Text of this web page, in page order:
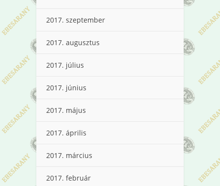
2017. szeptember
2017. augusztus
2017. július
2017. június
2017. május
2017. április
2017. március
2017. február